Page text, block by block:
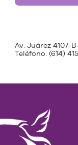
Av. Juárez 4107-
Teléfono: (614)